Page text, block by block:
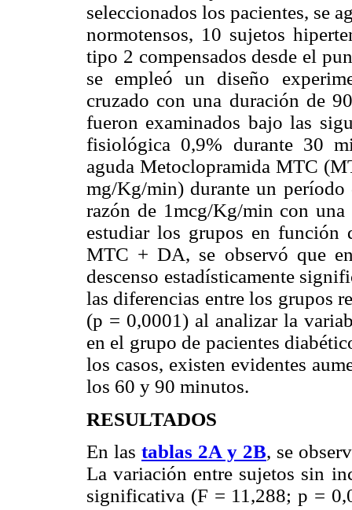
seleccionados los pacientes, se
normotensos, 10 sujetos
tipo 2 compensados desde el
se empleó un diseño
cruzado con una duración de
fueron examinados bajo las
fisiológica 0,9% durante 30
aguda Metoclopramida MTC
mg/Kg/min) durante un
razón de 1mcg/Kg/min con
estudiar los grupos en
MTC + DA, se observó que
descenso estadísticamente
las diferencias entre los grupos
(p = 0,0001) al analizar la
en el grupo de pacientes
los casos, existen evidentes
los 60 y 90 minutos.
RESULTADOS
En las tablas 2A y 2B, se
La variación entre sujetos sin
significativa (F = 11,288; p =